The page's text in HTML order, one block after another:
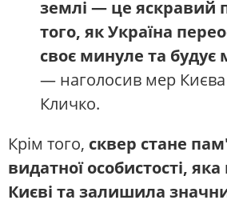
землі — це яскравий
того, як Україна
своє минуле та будує
— наголосив мер Києва
Кличко.
Крім того, сквер стане
видатної особистості,
Києві та залишила